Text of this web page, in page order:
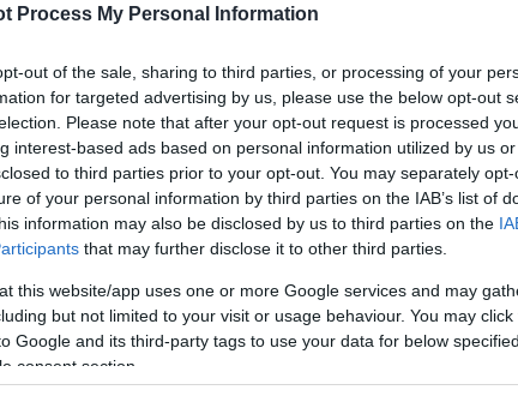
Process My Personal Information
out of the sale, sharing to third parties, or processing of your
for targeted advertising by us, please use the below opt-out
Please note that after your opt-out request is processed
interest-based ads based on personal information utilized by us
to third parties prior to your opt-out. You may separately
of your personal information by third parties on the IAB’s list of
information may also be disclosed by us to third parties on the
that may further disclose it to other third parties.
this website/app uses one or more Google services and may
but not limited to your visit or usage behaviour. You may
Google and its third-party tags to use your data for below
consent section.
Awad